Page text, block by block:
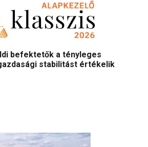
befektetők a tényleges
stabilitást értékelik